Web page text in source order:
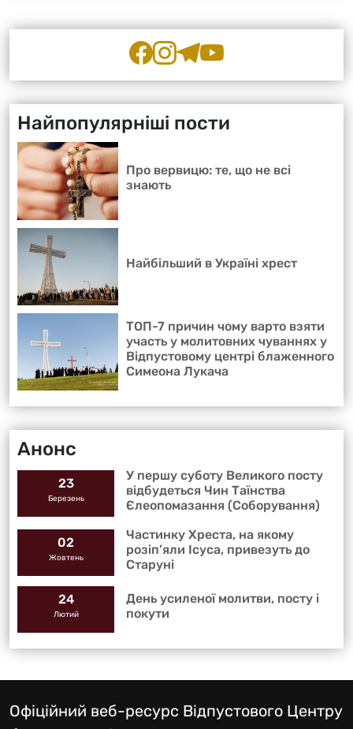
Найпопулярніші пости
Про вервицю: те, що не всі
знають
Найбільший в Україні хрест
ТОП-7 причин чому варто взяти
участь у молитовних чуваннях у
Відпустовому центрі блаженного
Симеона Лукача
Анонс
23
Березень
У першу суботу Великого посту
відбудеться Чин Таїнства
Єлеопомазання (Соборування)
02
Жовтень
Частинку Хреста, на якому
розіп’яли Ісуса, привезуть до
Старуні
24
Лютий
День усиленої молитви, посту і
покути
Офіційний веб-ресурс Відпустового Центру